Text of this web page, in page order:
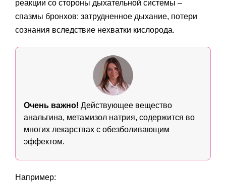
реакции со стороны дыхательной системы –
спазмы бронхов: затрудненное дыхание, потери
сознания вследствие нехватки кислорода.
Очень важно! Действующее вещество
анальгина, метамизол натрия, содержится во
многих лекарствах с обезболивающим
эффектом.
Например: